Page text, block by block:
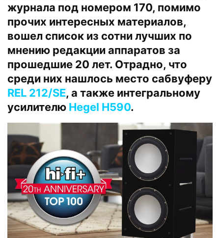
журнала под номером 170, помимо
прочих интересных материалов,
вошел список из сотни лучших по
мнению редакции аппаратов за
прошедшие 20 лет. Отрадно, что
среди них нашлось место сабвуферу
REL 212/SE, а также интегральному
усилителю Hegel H590.